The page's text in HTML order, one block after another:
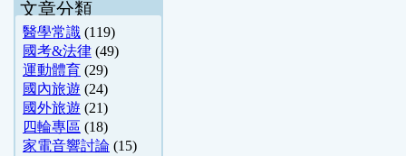
文章分類
醫學常識 (119)
國考&法律 (49)
運動體育 (29)
國內旅遊 (24)
國外旅遊 (21)
四輪專區 (18)
家電音響討論 (15)